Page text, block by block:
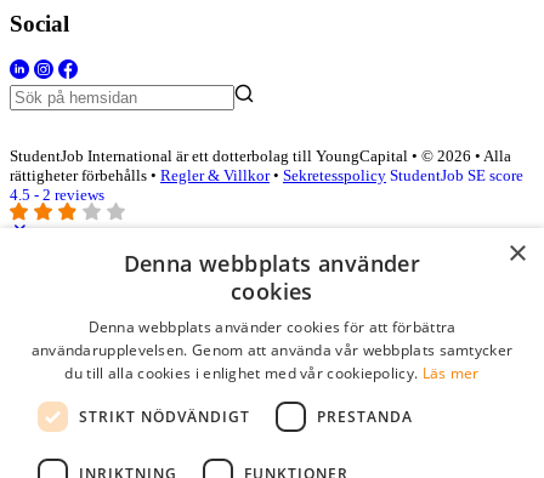
Social
StudentJob International är ett dotterbolag till YoungCapital • © 2026 • Alla
rättigheter förbehålls • Regler & Villkor• Sekretesspolicy StudentJob SE score
4.5 - 2 reviews
Logga in som företag
Lösenord
kom ihåg mig
logga in
×
Denna webbplats använder
cookies
Denna webbplats använder cookies för att förbättra
användarupplevelsen. Genom att använda vår webbplats samtycker
du till alla cookies i enlighet med vår cookiepolicy. Läs mer
STRIKT NÖDVÄNDIGT PRESTANDA
INRIKTNING FUNKTIONER